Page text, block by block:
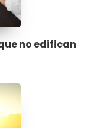
no edifican